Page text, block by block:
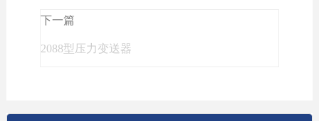
下一篇
2088型压力变送器